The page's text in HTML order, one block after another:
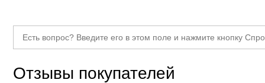
Отзывы покупателей